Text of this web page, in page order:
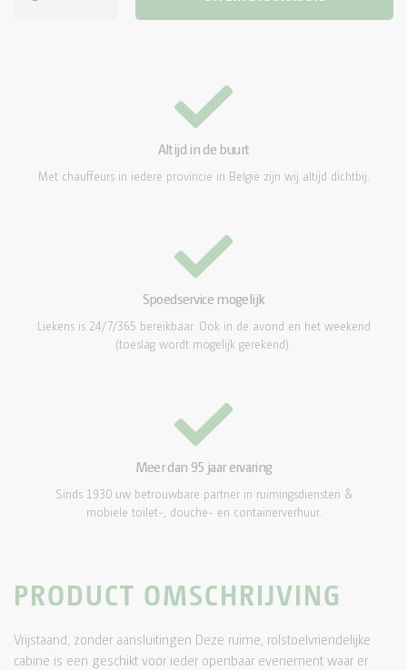
DOUCHECONTAINER KLEIN
DOUCHECONTAINER GROOT
TOILETWAGEN DUO
Altijd in de buurt
Met chauffeurs in iedere provincie in België zijn wij altijd dichtbij.
Spoedservice mogelijk
Liekens is 24/7/365 bereikbaar. Ook in de avond en het weekend
(toeslag wordt mogelijk gerekend).
Meer dan 95 jaar ervaring
Sinds 1930 uw betrouwbare partner in ruimingsdiensten &
mobiele toilet-, douche- en containerverhuur.
PRODUCT OMSCHRIJVING
Vrijstaand, zonder aansluitingen Deze ruime, rolstoelvriendelijke
cabine is een geschikt voor ieder openbaar evenement waar er